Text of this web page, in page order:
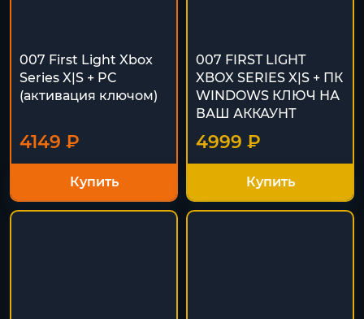
007 First Light Xbox
Series X|S + PC
(активация ключом)
4149 ₽
Купить
007 FIRST LIGHT
XBOX SERIES X|S + ПК
WINDOWS КЛЮЧ НА
ВАШ АККАУНТ
4999 ₽
Купить